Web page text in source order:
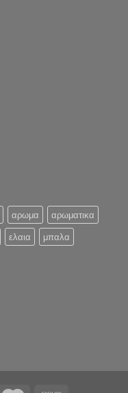
αρωμα
αρωματικα
ελαια
μπαλα